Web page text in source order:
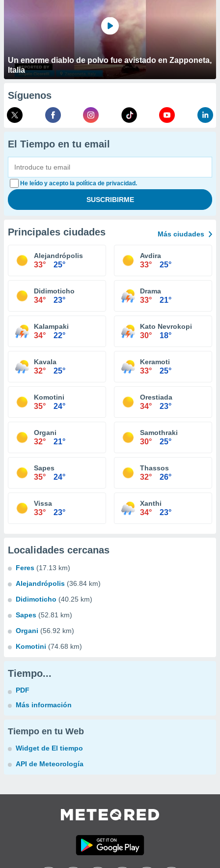
Un enorme diablo de polvo fue avistado en Zapponeta,
Italia
Síguenos
El Tiempo en tu email
He leído y acepto la política de privacidad.
Principales ciudades Más ciudades
Alejandrópolis
33° 25°
Avdira
33° 25°
Didimoticho
34° 23°
Drama
33° 21°
Kalampaki
34° 22°
Kato Nevrokopi
30° 18°
Kavala
32° 25°
Keramoti
33° 25°
Komotini
35° 24°
Orestiada
34° 23°
Organi
32° 21°
Samothraki
30° 25°
Sapes
35° 24°
Thassos
32° 26°
Vissa
33° 23°
Xanthi
34° 23°
Localidades cercanas
Feres (17.13 km)
Alejandrópolis (36.84 km)
Didimoticho (40.25 km)
Sapes (52.81 km)
Organi (56.92 km)
Komotini (74.68 km)
Tiempo...
PDF
Más información
Tiempo en tu Web
Widget de El tiempo
API de Meteorología